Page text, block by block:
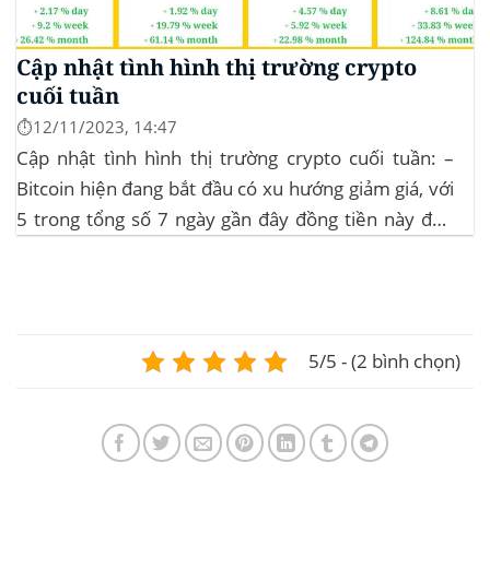
Cập nhật tình hình thị trường crypto
cuối tuần
⏱️12/11/2023, 14:47
Cập nhật tình hình thị trường crypto cuối tuần: –
Bitcoin hiện đang bắt đầu có xu hướng giảm giá, với
5 trong tổng số 7 ngày gần đây đồng tiền này đều
5/5 - (2 bình chọn)